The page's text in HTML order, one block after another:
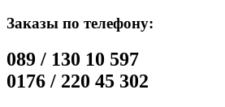
Заказы по телефону:
089 / 130 10 597
0176 / 220 45 302